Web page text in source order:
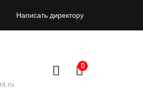
Написать директору